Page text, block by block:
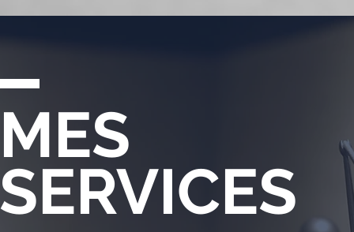
MES
SERVICES